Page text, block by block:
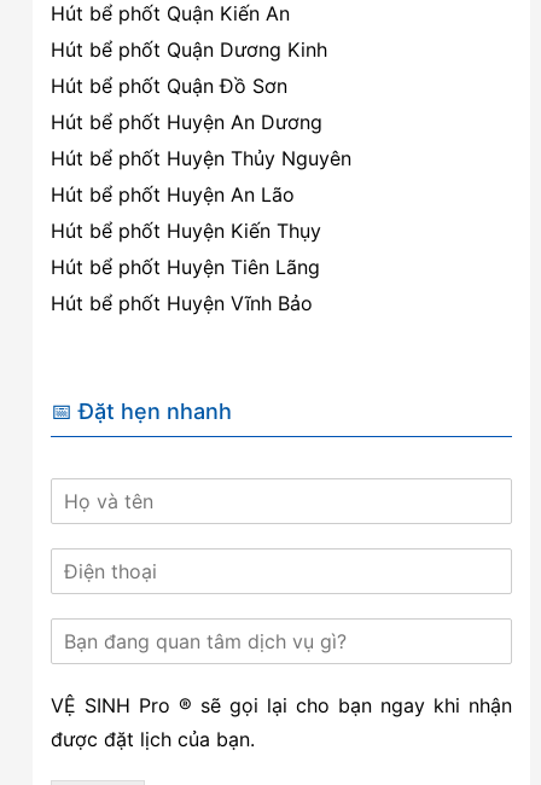
Hút bể phốt Quận Kiến An
Hút bể phốt Quận Dương Kinh
Hút bể phốt Quận Đồ Sơn
Hút bể phốt Huyện An Dương
Hút bể phốt Huyện Thủy Nguyên
Hút bể phốt Huyện An Lão
Hút bể phốt Huyện Kiến Thụy
Hút bể phốt Huyện Tiên Lãng
Hút bể phốt Huyện Vĩnh Bảo
📅 Đặt hẹn nhanh
VỆ SINH Pro ® sẽ gọi lại cho bạn ngay khi nhận
được đặt lịch của bạn.